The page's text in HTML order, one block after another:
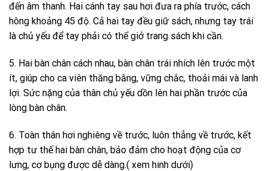
đến âm thanh. Hai cánh tay sau hơi đưa ra phía trước, cách
hông khoảng 45 độ. Cả hai tay đều giữ sách, nhưng tay trái
là chủ yếu để tay phải có thể giở trang sách khi cần.
5. Hai bàn chân cách nhau, bàn chân trái nhích lên trước một
ít, giúp cho ca viên thăng bằng, vững chắc, thoải mái và lanh
lợi. Sức nặng của thân chủ yếu dồn lên hai phần trước của
lòng bàn chân.
6. Toàn thân hơi nghiêng về trước, luôn thẳng về trước, kết
hợp tư thế hai bàn chân, bảo đảm cho hoạt động của cơ
lưng, cơ bụng được dễ dàng.( xem hinh dưới)